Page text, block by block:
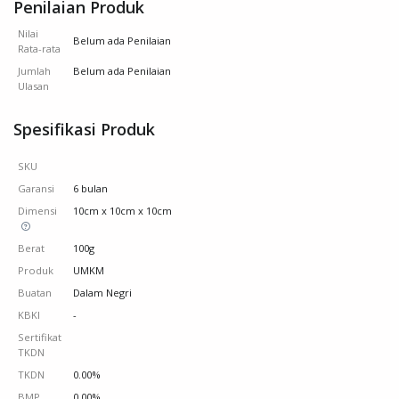
Penilaian Produk
Nilai
Rata-rata
Belum ada Penilaian
Jumlah
Ulasan
Belum ada Penilaian
Spesifikasi Produk
SKU
Garansi
6 bulan
Dimensi
10cm x 10cm x 10cm
Berat
100g
Produk
UMKM
Buatan
Dalam Negri
KBKI
-
Sertifikat
TKDN
TKDN
0.00%